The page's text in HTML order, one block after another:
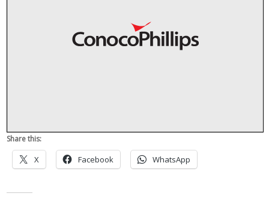
Share this:
X Facebook WhatsApp